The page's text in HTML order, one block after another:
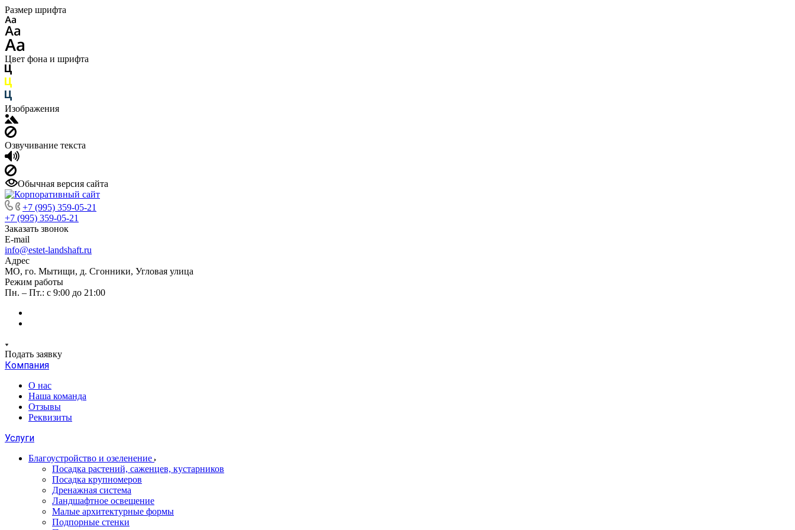
Размер шрифта
Цвет фона и шрифта
Изображения
Озвучивание текста
Обычная версия сайта
+7 (995) 359-05-21
+7 (995) 359-05-21
Заказать звонок
E-mail
info@estet-landshaft.ru
Адрес
МО, го. Мытищи, д. Сгонники, Угловая улица
Режим работы
Пн. – Пт.: с 9:00 до 21:00
Подать заявку
Компания
О нас
Наша команда
Отзывы
Реквизиты
Услуги
Благоустройство и озеленение
Посадка растений, саженцев, кустарников
Посадка крупномеров
Дренажная система
Ландшафтное освещение
Малые архитектурные формы
Подпорные стенки